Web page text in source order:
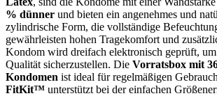
% dünner und bieten ein angenehmes und
zylindrische Form, die vollständige
gewährleisten hohen Tragekomfort und
Kondom wird dreifach elektronisch geprüft,
Qualität sicherzustellen. Die Vorratsbox mit
Kondomen ist ideal für regelmäßigen
FitKit™ unterstützt bei der einfachen